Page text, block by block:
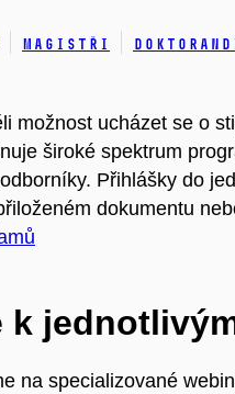
Magistři
možnost ucházet se o
široké spektrum
Přihlášky do
dokumentu
k
na specializované